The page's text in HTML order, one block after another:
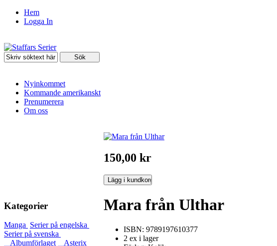
Hem
Logga In
Nyinkommet
Kommande amerikanskt
Prenumerera
Om oss
Kategorier
Manga Serier på engelska
Serier på svenska
Albumförlaget
Asterix
150,00 kr
Mara från Ulthar
ISBN: 9789197610377
2 ex i lager